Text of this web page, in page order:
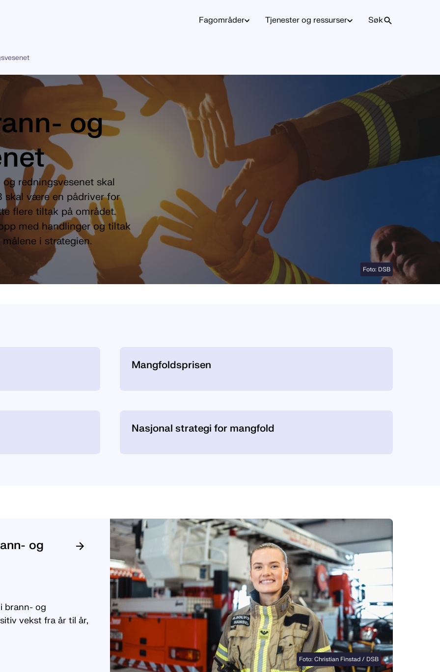
Fagområder Tjenester og ressurser Søk
og
redningsvesenet skal
skal være en pådriver for
flere tiltak på området.
med handlinger og tiltak
i strategien.
Foto: DSB
Mangfoldsprisen
Nasjonal strategi for mangfold
og
brann- og
vekst fra år til år,
Foto: Christian Finstad / DSB